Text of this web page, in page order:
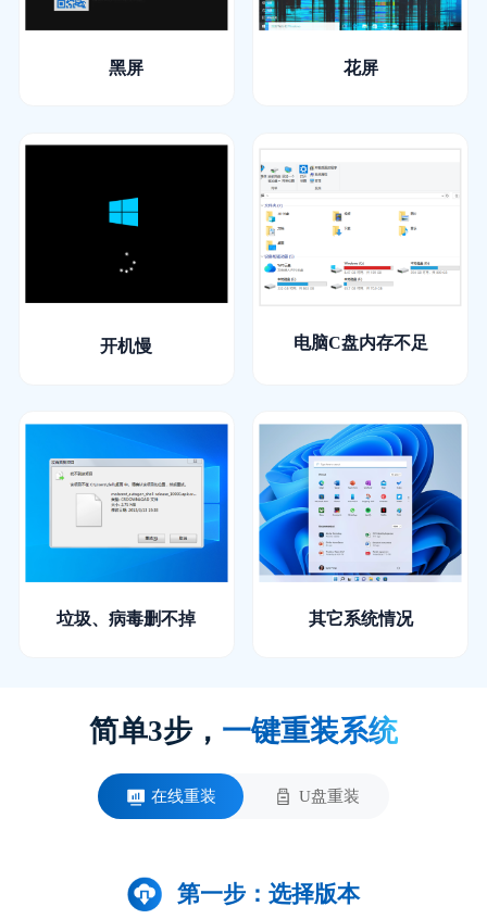
黑屏 花屏
开机慢 电脑C盘内存不足
垃圾、病毒删不掉 其它系统情况
简单3步， 一键重装系统
在线重装 U盘重装
第一步：选择版本